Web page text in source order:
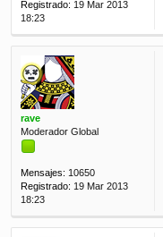
Registrado: 19 Mar 2013
18:23
rave
Moderador Global
Mensajes: 10650
Registrado: 19 Mar 2013
18:23